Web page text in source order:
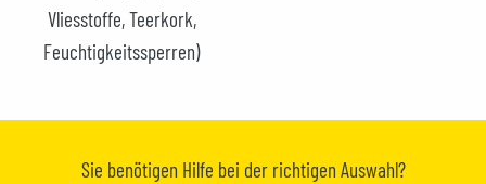
Vliesstoffe, Teerkork,
Feuchtigkeitssperren)
Sie benötigen Hilfe bei der richtigen Auswahl?